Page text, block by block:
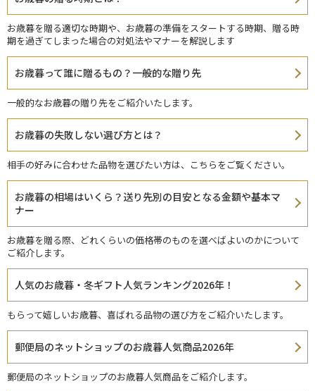
お歳暮を贈る適切な時期や、お歳暮の準備をスタートする時期、贈る時
期を過ぎてしまった場合の対処法やマナーを解説します
お歳暮って誰に贈るもの？一般的な贈り先
一般的なお歳暮の贈り先をご紹介いたします。
お歳暮の失敗しない選び方とは？
相手の好みに合わせた品物を選びたい方は、こちらをご覧ください。
お歳暮の相場はいくら？送り先別の目安となる金額や基本マ
ナー
お歳暮を贈る際、どれくらいの価格帯のものを選べばよいのかについて
ご紹介します。
人気のお歳暮・冬ギフト人気ランキング2026年！
もらって嬉しいお歳暮、喜ばれる品物の選び方をご紹介いたします。
郵便局のネットショップのお歳暮人気商品2026年
郵便局のネットショップのお歳暮人気商品をご紹介します。